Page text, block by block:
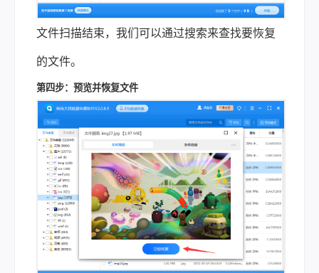
文件扫描结束，我们可以通过搜索来查找要恢复
的文件。
第四步：预览并恢复文件